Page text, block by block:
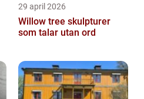
29 april 2026
Willow tree skulpturer
som talar utan ord